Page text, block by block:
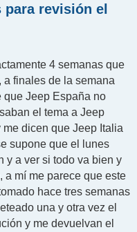
para revisión el
4 semanas que
finales de la semana
que Jeep España no
el tema a Jeep
dicen que Jeep Italia
supone que el lunes
y a ver si todo va bien y
mí me parece que este
hace tres semanas
una y otra vez el
y me devuelvan el